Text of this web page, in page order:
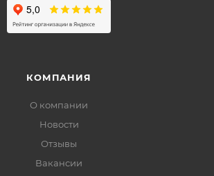
КОМПАНИЯ
О компании
Новости
Отзывы
Вакансии